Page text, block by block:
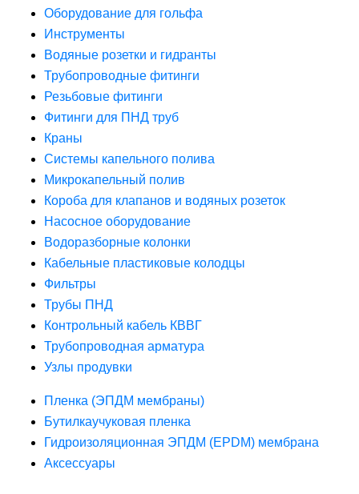
Оборудование для гольфа
Инструменты
Водяные розетки и гидранты
Трубопроводные фитинги
Резьбовые фитинги
Фитинги для ПНД труб
Краны
Системы капельного полива
Микрокапельный полив
Короба для клапанов и водяных розеток
Насосное оборудование
Водоразборные колонки
Кабельные пластиковые колодцы
Фильтры
Трубы ПНД
Контрольный кабель КВВГ
Трубопроводная арматура
Узлы продувки
Пленка (ЭПДМ мембраны)
Бутилкаучуковая пленка
Гидроизоляционная ЭПДМ (EPDM) мембрана
Аксессуары